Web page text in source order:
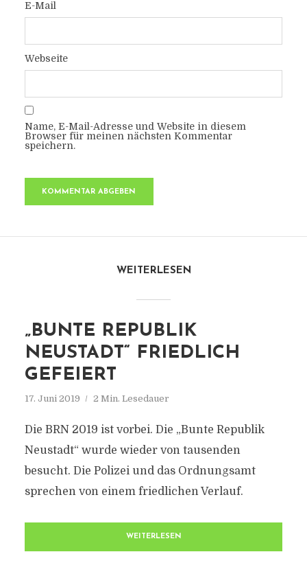
E-Mail
Webseite
Name, E-Mail-Adresse und Website in diesem
Browser für meinen nächsten Kommentar
speichern.
WEITERLESEN
„BUNTE REPUBLIK
NEUSTADT“ FRIEDLICH
GEFEIERT
17. Juni 2019 2 Min. Lesedauer
Die BRN 2019 ist vorbei. Die „Bunte Republik
Neustadt“ wurde wieder von tausenden
besucht. Die Polizei und das Ordnungsamt
sprechen von einem friedlichen Verlauf.
WEITERLESEN